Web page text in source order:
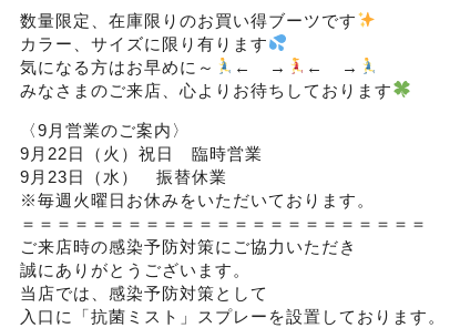
数量限定、在庫限りのお買い得ブーツです
カラー、サイズに限り有ります
気になる方はお早めに～
← →
← →
みなさまのご来店、心よりお待ちしております
〈9月営業のご案内〉
9月22日（火）祝日 臨時営業
9月23日（水） 振替休業
※毎週火曜日お休みをいただいております。
＝＝＝＝＝＝＝＝＝＝＝＝＝＝＝＝＝＝＝＝＝＝＝
ご来店時の感染予防対策にご協力いただき
誠にありがとうございます。
当店では、感染予防対策として
入口に「抗菌ミスト」スプレーを設置しております。